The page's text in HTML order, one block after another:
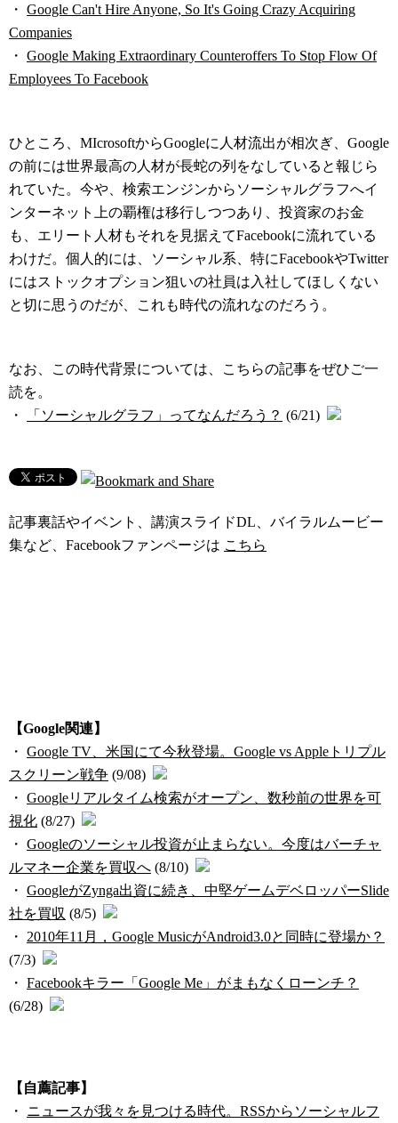
・ Google Can't Hire Anyone, So It's Going Crazy Acquiring
Companies
・ Google Making Extraordinary Counteroffers To Stop Flow Of
Employees To Facebook
ひところ、MIcrosoftからGoogleに人材流出が相次ぎ、Google
の前には世界最高の人材が長蛇の列をなしていると報じら
れていた。今や、検索エンジンからソーシャルグラフへイ
ンターネット上の覇権は移行しつつあり、投資家のお金
も、エリート人材もそれを見据えてFacebookに流れている
わけだ。個人的には、ソーシャル系、特にFacebookやTwitter
にはストックオプション狙いの社員は入社してほしくない
と切に思うのだが、これも時代の流れなのだろう。
なお、この時代背景については、こちらの記事をぜひご一
読を。
・
「ソーシャルグラフ」ってなんだろう？ (6/21)
記事裏話やイベント、講演スライドDL、バイラルムービー
集など、Facebookファンページは こちら
【Google関連】
・ Google TV、米国にて今秋登場。Google vs Appleトリプル
スクリーン戦争 (9/08)
・ Googleリアルタイム検索がオープン、数秒前の世界を可
視化 (8/27)
・ Googleのソーシャル投資が止まらない。今度はバーチャ
ルマネー企業を買収へ (8/10)
・ GoogleがZynga出資に続き、中堅ゲームデベロッパーSlide
社を買収 (8/5)
・ 2010年11月，Google MusicがAndroid3.0と同時に登場か？
(7/3)
・ Facebookキラー「Google Me」がまもなくローンチ？
(6/28)
【自薦記事】
・ ニュースが我々を見つける時代。RSSからソーシャルフ